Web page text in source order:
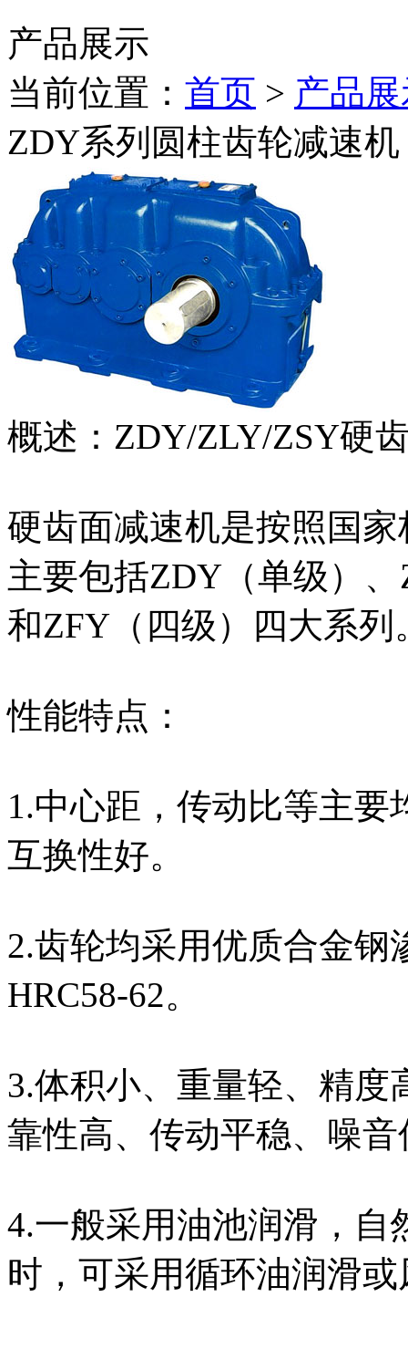
产品展示
当前位置： 首页 > 产品
ZDY系列圆柱齿轮减速机
概述：ZDY/ZLY/ZSY硬
硬齿面减速机是按照国
主要包括ZDY（单级）
和ZFY（四级）四大系列
性能特点：
1.中心距，传动比等主
互换性好。
2.齿轮均采用优质合金
HRC58-62。
3.体积小、重量轻、精
靠性高、传动平稳、噪音
4.一般采用油池润滑，自
时，可采用循环油润滑